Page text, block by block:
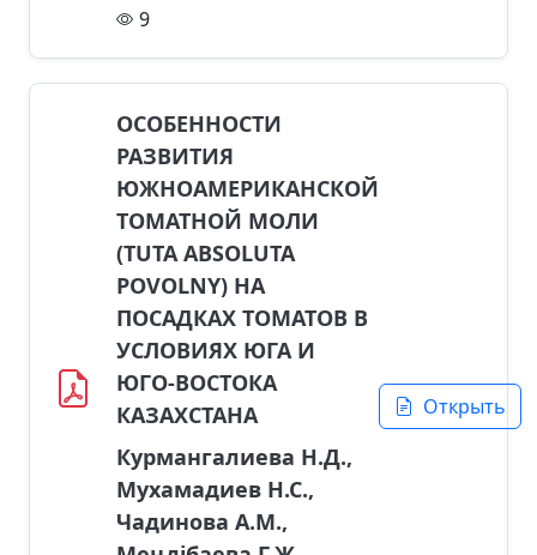
9
ОСОБЕННОСТИ
РАЗВИТИЯ
ЮЖНОАМЕРИКАНСКОЙ
ТОМАТНОЙ МОЛИ
(TUTA ABSOLUTA
POVOLNY) НА
ПОСАДКАХ ТОМАТОВ В
УСЛОВИЯХ ЮГА И
ЮГО-ВОСТОКА
КАЗАХСТАНА
Курмангалиева Н.Д.,
Мухамадиев Н.С.,
Чадинова А.М.,
Открыть